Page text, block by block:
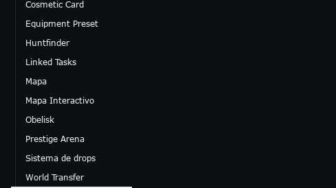
Cosmetic Card
Equipment Preset
Huntfinder
Linked Tasks
Mapa
Mapa Interactivo
Obelisk
Prestige Arena
Sistema de drops
World Transfer